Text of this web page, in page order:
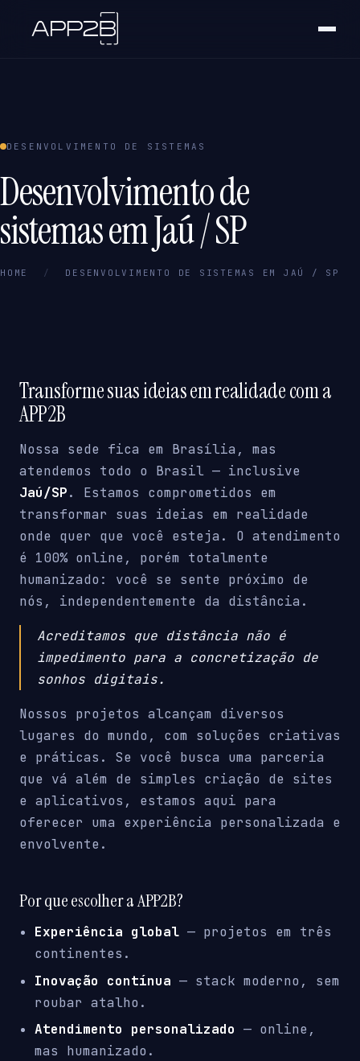
DESENVOLVIMENTO DE SISTEMAS
Desenvolvimento de
sistemas em Jaú / SP
HOME / DESENVOLVIMENTO DE SISTEMAS EM JAÚ / SP
Transforme suas ideias em realidade com a
APP2B
Nossa sede fica em Brasília, mas
atendemos todo o Brasil — inclusive
Jaú/SP. Estamos comprometidos em
transformar suas ideias em realidade
onde quer que você esteja. O atendimento
é 100% online, porém totalmente
humanizado: você se sente próximo de
nós, independentemente da distância.
Acreditamos que distância não é
impedimento para a concretização de
sonhos digitais.
Nossos projetos alcançam diversos
lugares do mundo, com soluções criativas
e práticas. Se você busca uma parceria
que vá além de simples criação de sites
e aplicativos, estamos aqui para
oferecer uma experiência personalizada e
envolvente.
Por que escolher a APP2B?
Experiência global — projetos em três
continentes.
Inovação contínua — stack moderno, sem
roubar atalho.
Atendimento personalizado — online,
mas humanizado.